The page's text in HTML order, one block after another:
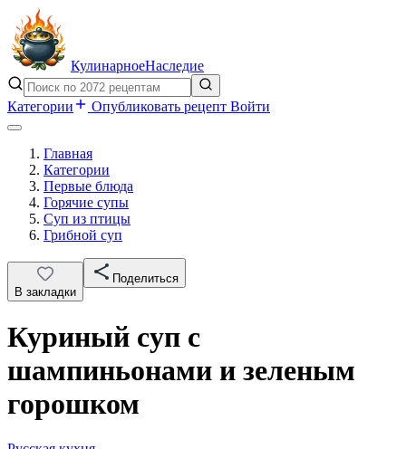
КулинарноеНаследие
Категории Опубликовать рецепт Войти
Главная
Категории
Первые блюда
Горячие супы
Суп из птицы
Грибной суп
В закладки
Поделиться
Куриный суп с
шампиньонами и зеленым
горошком